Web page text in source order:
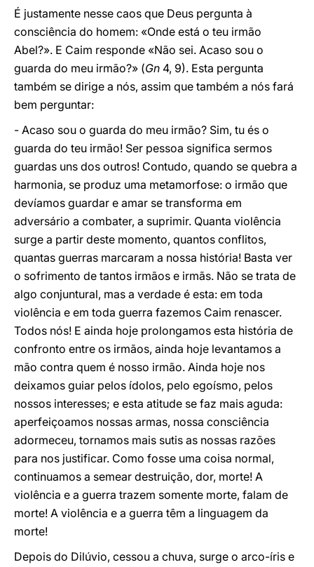
É justamente nesse caos que Deus pergunta à
consciência do homem: «Onde está o teu irmão
Abel?». E Caim responde «Não sei. Acaso sou o
guarda do meu irmão?» (Gn 4, 9). Esta pergunta
também se dirige a nós, assim que também a nós fará
bem perguntar:
- Acaso sou o guarda do meu irmão? Sim, tu és o
guarda do teu irmão! Ser pessoa significa sermos
guardas uns dos outros! Contudo, quando se quebra a
harmonia, se produz uma metamorfose: o irmão que
devíamos guardar e amar se transforma em
adversário a combater, a suprimir. Quanta violência
surge a partir deste momento, quantos conflitos,
quantas guerras marcaram a nossa história! Basta ver
o sofrimento de tantos irmãos e irmãs. Não se trata de
algo conjuntural, mas a verdade é esta: em toda
violência e em toda guerra fazemos Caim renascer.
Todos nós! E ainda hoje prolongamos esta história de
confronto entre os irmãos, ainda hoje levantamos a
mão contra quem é nosso irmão. Ainda hoje nos
deixamos guiar pelos ídolos, pelo egoísmo, pelos
nossos interesses; e esta atitude se faz mais aguda:
aperfeiçoamos nossas armas, nossa consciência
adormeceu, tornamos mais sutis as nossas razões
para nos justificar. Como fosse uma coisa normal,
continuamos a semear destruição, dor, morte! A
violência e a guerra trazem somente morte, falam de
morte! A violência e a guerra têm a linguagem da
morte!
Depois do Dilúvio, cessou a chuva, surge o arco-íris e